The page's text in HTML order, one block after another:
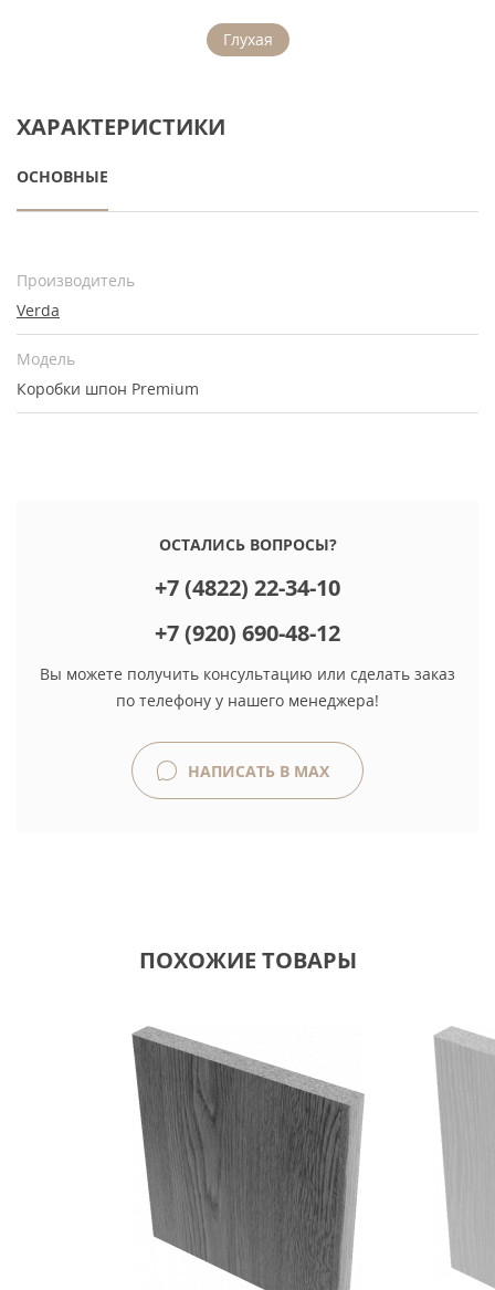
Глухая
ХАРАКТЕРИСТИКИ
ОСНОВНЫЕ
Производитель
Verda
Модель
Коробки шпон Premium
ОСТАЛИСЬ ВОПРОСЫ?
+7 (4822) 22-34-10
+7 (920) 690-48-12
Вы можете получить консультацию или сделать заказ
по телефону у нашего менеджера!
НАПИСАТЬ В MAX
ПОХОЖИЕ ТОВАРЫ